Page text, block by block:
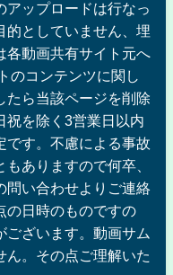
アップロードは行なっ
的としていません、埋
各動画共有サイト元へ
のコンテンツに関し
たら当該ページを削除
祝を除く3営業日以内
です。不慮による事故
ありますので何卒、
問い合わせよりご連絡
の日時のものですの
ございます。動画サム
ん。その点ご理解いた